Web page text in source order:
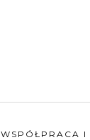
WSPÓŁPRACA I